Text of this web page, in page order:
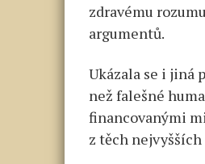
zdravému
argumentů.
Ukázala se i jiná
než falešné
financovanými
z těch